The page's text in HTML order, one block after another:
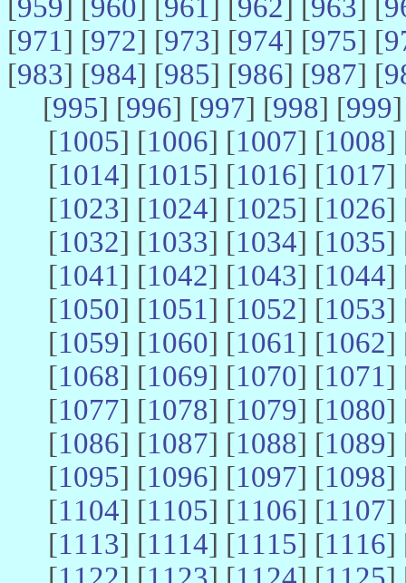
959 960 961 962 963
[971] [972] [973] [974] [975] [
[983] [984] [985] [986] [987] [
[995] [996] [997] [998] [999
[1005] [1006] [1007] [1008]
[1014] [1015] [1016] [1017]
[1023] [1024] [1025] [1026]
[1032] [1033] [1034] [1035]
[1041] [1042] [1043] [1044]
[1050] [1051] [1052] [1053]
[1059] [1060] [1061] [1062]
[1068] [1069] [1070] [1071]
[1077] [1078] [1079] [1080]
[1086] [1087] [1088] [1089]
[1095] [1096] [1097] [1098]
[1104] [1105] [1106] [1107]
[1113] [1114] [1115] [1116]